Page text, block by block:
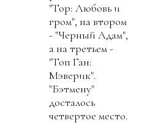
"Тор: Любовь и
гром", на втором
- "Черный Адам",
а на третьем -
"Топ Ган:
Мэверик".
"Бэтмену"
досталось
четвертое место.